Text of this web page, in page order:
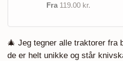
Fra 119.00 kr.
🎄 Jeg tegner alle traktorer fra
de er helt unikke og står